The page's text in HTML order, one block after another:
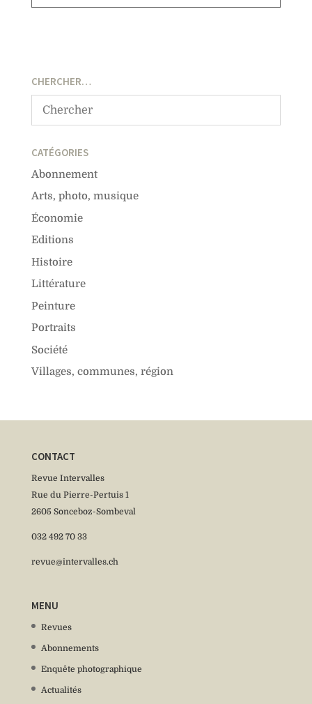
CHERCHER…
CATÉGORIES
Abonnement
Arts, photo, musique
Économie
Editions
Histoire
Littérature
Peinture
Portraits
Société
Villages, communes, région
CONTACT
Revue Intervalles
Rue du Pierre-Pertuis 1
2605 Sonceboz-Sombeval
032 492 70 33
revue@intervalles.ch
MENU
Revues
Abonnements
Enquête photographique
Actualités